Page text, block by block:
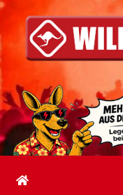
Inhalt
springen